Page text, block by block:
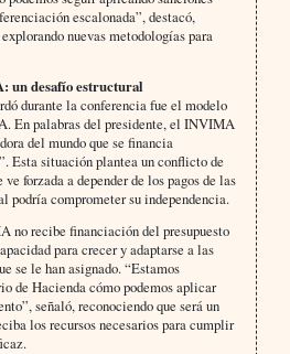
escalonada”, destacó,
nuevas metodologías para
un desafío estructural
durante la conferencia fue el modelo
En palabras del presidente, el INVIMA
del mundo que se financia
Esta situación plantea un conflicto de
forzada a depender de los pagos de las
podría comprometer su independencia.
no recibe financiación del presupuesto
para crecer y adaptarse a las
se le han asignado. “Estamos
de Hacienda cómo podemos aplicar
señaló, reconociendo que será un
los recursos necesarios para cumplir